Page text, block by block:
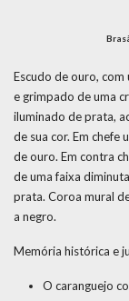
Escudo de ouro, com
e grimpado de uma
iluminado de prata,
de sua cor. Em chefe
de ouro. Em contra
de uma faixa
prata. Coroa mural
a negro.
Memória histórica e
O caranguejo